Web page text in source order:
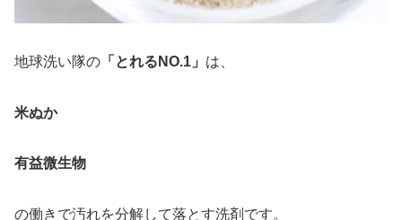
地球洗い隊の 「とれるNO.1」 は、
米ぬか
有益微生物
の働きで汚れを分解して落とす洗剤です。